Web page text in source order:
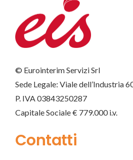
© Eurointerim Servizi Srl
Sede Legale: Viale dell’Industria
P. IVA 03843250287
Capitale Sociale € 779.000 i.v.
Contatti